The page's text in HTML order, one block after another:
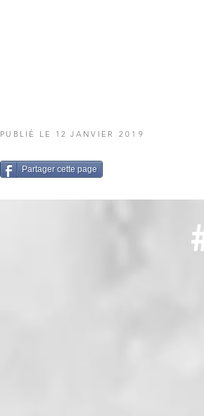
PUBLIÉ LE 12 JANVIER 2019
Partager cette page